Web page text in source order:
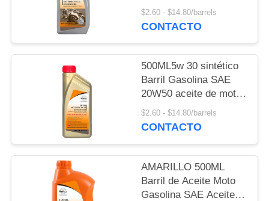
motocicletas SAE
20W50 Aceite de motor
$2.60 - $14.80/barrels
CONTACTO
500ML5w 30 sintético
Barril Gasolina SAE
20W50 aceite de motor
para moto 4t Aceite de
motor para motocicleta
$2.60 - $14.80/barrels
CONTACTO
AMARILLO 500ML
Barril de Aceite Moto
Gasolina SAE Aceite